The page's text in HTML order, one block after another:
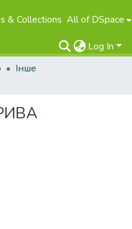
& Collections All of DSpace
Log In
Інше